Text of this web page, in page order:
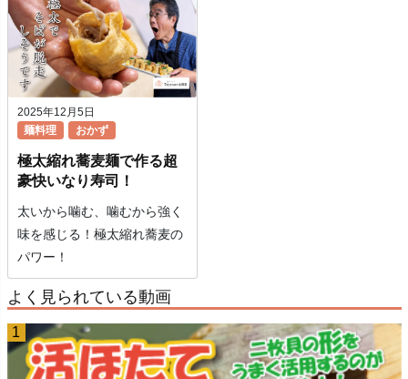
2025年12月5日
麺料理
おかず
極太縮れ蕎麦麺で作る超
豪快いなり寿司！
太いから噛む、噛むから強く
味を感じる！極太縮れ蕎麦の
パワー！
よく見られている動画